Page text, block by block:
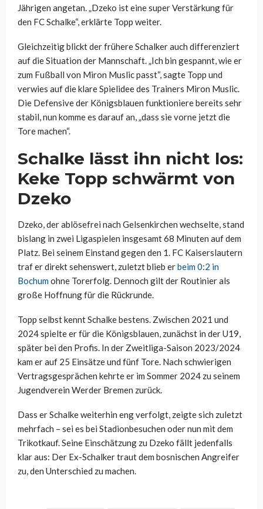
Jährigen angetan. „Dzeko ist eine super Verstärkung für
den FC Schalke“, erklärte Topp weiter.
Gleichzeitig blickt der frühere Schalker auch differenziert
auf die Situation der Mannschaft. „Ich bin gespannt, wie er
zum Fußball von Miron Muslic passt“, sagte Topp und
verwies auf die klare Spielidee des Trainers Miron Muslic.
Die Defensive der Königsblauen funktioniere bereits sehr
stabil, nun komme es darauf an, „dass sie vorne jetzt die
Tore machen“.
Schalke lässt ihn nicht los:
Keke Topp schwärmt von
Dzeko
Dzeko, der ablösefrei nach Gelsenkirchen wechselte, stand
bislang in zwei Ligaspielen insgesamt 68 Minuten auf dem
Platz. Bei seinem Einstand gegen den 1. FC Kaiserslautern
traf er direkt sehenswert, zuletzt blieb erbeim 0:2 in
Bochumohne Torerfolg. Dennoch gilt der Routinier als
große Hoffnung für die Rückrunde.
Topp selbst kennt Schalke bestens. Zwischen 2021 und
2024 spielte er für die Königsblauen, zunächst in der U19,
später bei den Profis. In der Zweitliga-Saison 2023/2024
kam er auf 25 Einsätze und fünf Tore. Nach schwierigen
Vertragsgesprächen kehrte er im Sommer 2024 zu seinem
Jugendverein Werder Bremen zurück.
Dass er Schalke weiterhin eng verfolgt, zeigte sich zuletzt
mehrfach – sei es bei Stadionbesuchen oder nun mit dem
Trikotkauf. Seine Einschätzung zu Dzeko fällt jedenfalls
klar aus: Der Ex-Schalker traut dem bosnischen Angreifer
zu, den Unterschied zu machen.